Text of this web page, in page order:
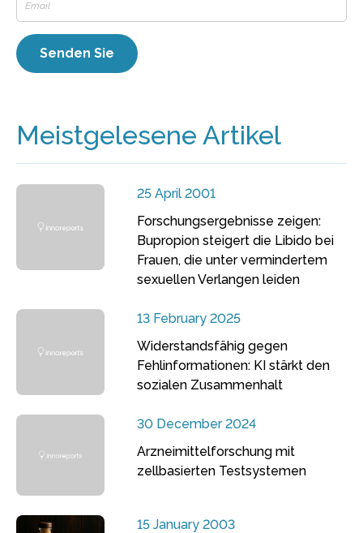
Meistgelesene Artikel
25 April 2001
Forschungsergebnisse zeigen:
Bupropion steigert die Libido bei
Frauen, die unter vermindertem
sexuellen Verlangen leiden
13 February 2025
Widerstandsfähig gegen
Fehlinformationen: KI stärkt den
sozialen Zusammenhalt
30 December 2024
Arzneimittelforschung mit
zellbasierten Testsystemen
15 January 2003